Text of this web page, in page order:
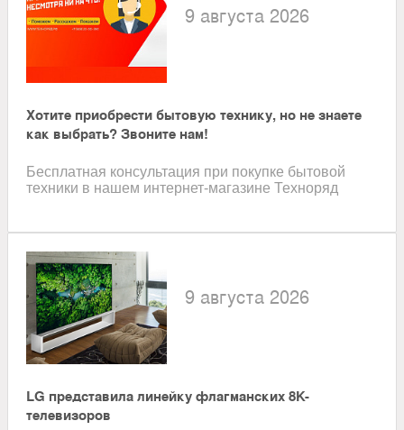
9 августа 2026
Хотите приобрести бытовую технику, но не знаете
как выбрать? Звоните нам!
Бесплатная консультация при покупке бытовой
техники в нашем интернет-магазине Техноряд
9 августа 2026
LG представила линейку флагманских 8K-
телевизоров